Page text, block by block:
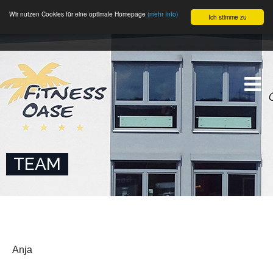
Ich stimme zu
Wir nutzen Cookies für eine optimale Homepage (mehr Info)
TEAM
Anja